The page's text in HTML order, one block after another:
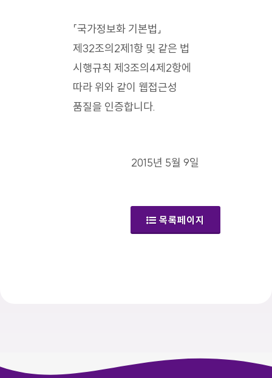
「국가정보화 기본법」
제32조의2제1항 및 같은 법
시행규칙 제3조의4제2항에
따라 위와 같이 웹접근성
품질을 인증합니다.
2015년 5월 9일
목록페이지